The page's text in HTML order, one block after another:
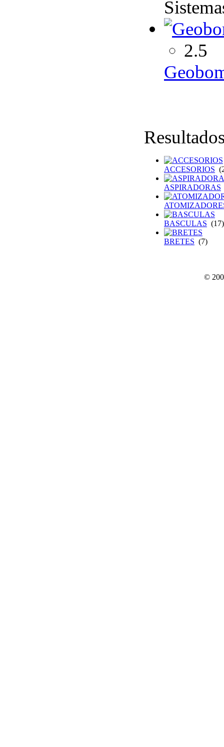
2.5
ACCESORIOS
ASPIRADORAS
BASCULAS (17)
BRETES (7)
©